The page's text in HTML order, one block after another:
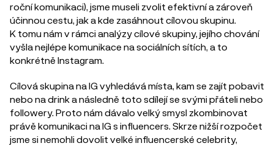
roční komunikaci), jsme museli zvolit efektivní a zároveň
účinnou cestu, jak a kde zasáhnout cílovou skupinu.
K tomu nám v rámci analýzy cílové skupiny, jejího chování
vyšla nejlépe komunikace na sociálních sítích, a to
konkrétně Instagram.
Cílová skupina na IG vyhledává místa, kam se zajít pobavit
nebo na drink a následně toto sdílejí se svými přáteli nebo
followery. Proto nám dávalo velký smysl zkombinovat
právě komunikaci na IG s influencers. Skrze nižší rozpočet
jsme si nemohli dovolit velké influencerské celebrity,